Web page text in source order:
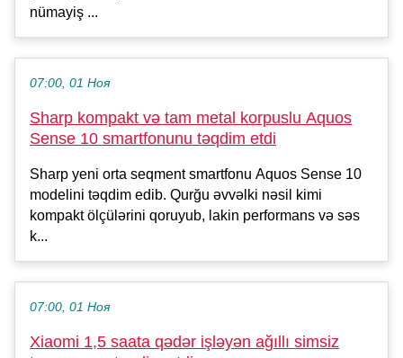
nümayiş ...
07:00, 01 Ноя
Sharp kompakt və tam metal korpuslu Aquos
Sense 10 smartfonunu təqdim etdi
Sharp yeni orta seqment smartfonu Aquos Sense 10
modelini təqdim edib. Qurğu əvvəlki nəsil kimi
kompakt ölçülərini qoruyub, lakin performans və səs
k...
07:00, 01 Ноя
Xiaomi 1,5 saata qədər işləyən ağıllı simsiz